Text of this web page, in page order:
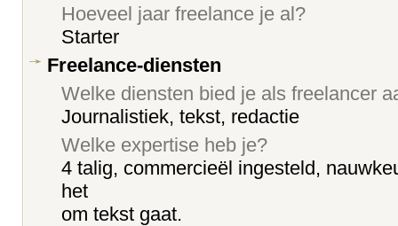
Hoeveel jaar freelance je al?
Starter
Freelance-diensten
Welke diensten bied je als freelancer
Journalistiek, tekst, redactie
Welke expertise heb je?
4 talig, commercieël ingesteld,
het
om tekst gaat.